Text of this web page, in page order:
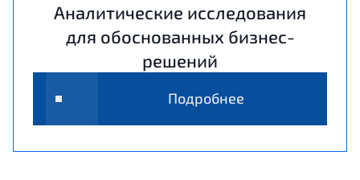
Аналитические исследования
для обоснованных бизнес-
решений
Подробнее